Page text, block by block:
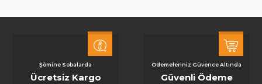
Şömine Sobalarda
Ücretsiz Kargo
Ödemeleriniz Güvence Altında
Güvenli Ödeme